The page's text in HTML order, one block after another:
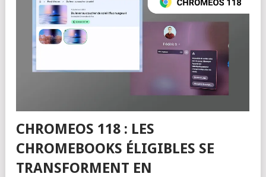
CHROMEOS 118 : LES
CHROMEBOOKS ÉLIGIBLES SE
TRANSFORMENT EN